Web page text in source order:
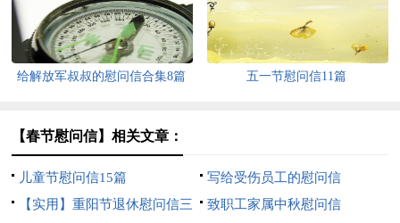
给解放军叔叔的慰问信合集8篇 五一节慰问信11篇
【春节慰问信】相关文章：
儿童节慰问信15篇
写给受伤员工的慰问信
【实用】重阳节退休慰问信三
致职工家属中秋慰问信